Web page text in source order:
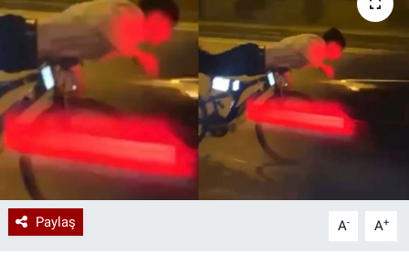
Paylaş A- A+
Kadın
Erişim Bilgileri
Sağlık
Teknoloji
Ramazan